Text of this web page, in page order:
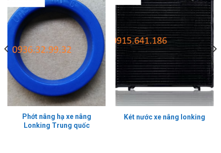
Phớt nâng hạ xe nâng
Lonking Trung quốc
Két nước xe nâng lonking